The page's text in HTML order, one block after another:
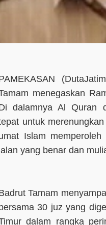
menegaskan
dalamnya Al Quran
untuk
Islam
yang benar dan
Tamam
30 juz yang
dalam rangka